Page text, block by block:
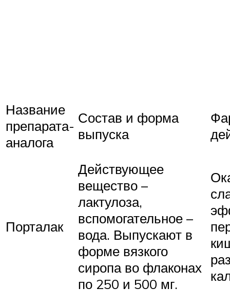
Название
препарата-
аналога
Состав и форма
выпуска
Порталак
Действующее
вещество –
лактулоза,
вспомогательное –
вода. Выпускают в
форме вязкого
сиропа во флаконах
по 250 и 500 мг.